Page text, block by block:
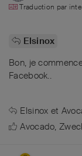
Traduction par
Elsinox
Bon, je
Facebook..
Elsinox et
Avocado,